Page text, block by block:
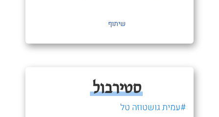
שיתוף
סטירבול
#עמית גושטוזה טל